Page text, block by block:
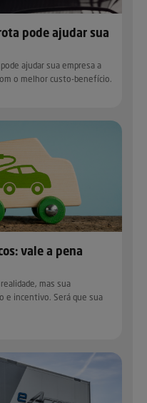
pode ajudar sua
ajudar sua empresa a
o melhor custo-benefício.
vale a pena
mas sua
e incentivo. Será que sua